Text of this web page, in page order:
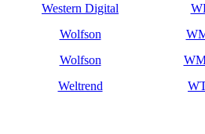
Western Digital
Wolfson
Wolfson
Weltrend